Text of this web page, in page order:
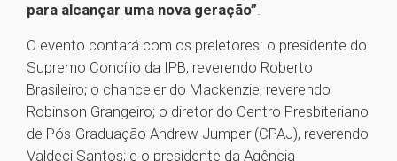
para alcançar uma nova geração”.
O evento contará com os preletores: o presidente do
Supremo Concílio da IPB, reverendo Roberto
Brasileiro; o chanceler do Mackenzie, reverendo
Robinson Grangeiro; o diretor do Centro Presbiteriano
de Pós-Graduação Andrew Jumper (CPAJ), reverendo
Valdeci Santos; e o presidente da Agência